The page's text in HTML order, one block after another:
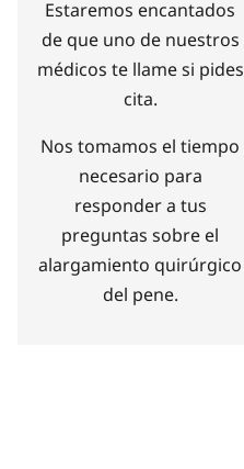
Estaremos encantados
de que uno de nuestros
médicos te llame si pides
cita.
Nos tomamos el tiempo
necesario para
responder a tus
preguntas sobre el
alargamiento quirúrgico
del pene.